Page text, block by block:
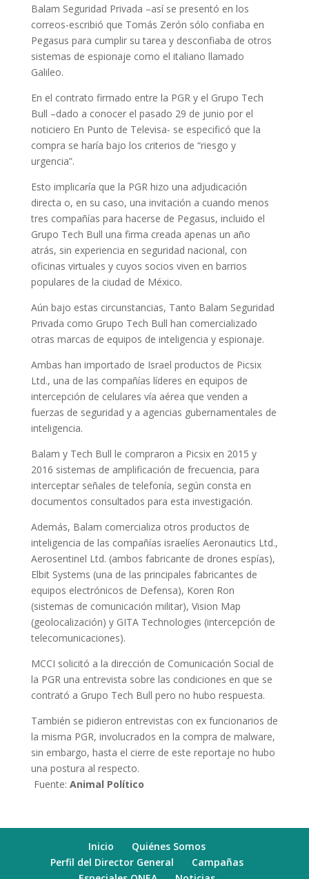
Balam Seguridad Privada –así se presentó en los
correos-escribió que Tomás Zerón sólo confiaba en
Pegasus para cumplir su tarea y desconfiaba de otros
sistemas de espionaje como el italiano llamado
Galileo.
En el contrato firmado entre la PGR y el Grupo Tech
Bull –dado a conocer el pasado 29 de junio por el
noticiero En Punto de Televisa- se especificó que la
compra se haría bajo los criterios de “riesgo y
urgencia”.
Esto implicaría que la PGR hizo una adjudicación
directa o, en su caso, una invitación a cuando menos
tres compañías para hacerse de Pegasus, incluido el
Grupo Tech Bull una firma creada apenas un año
atrás, sin experiencia en seguridad nacional, con
oficinas virtuales y cuyos socios viven en barrios
populares de la ciudad de México.
Aún bajo estas circunstancias, Tanto Balam Seguridad
Privada como Grupo Tech Bull han comercializado
otras marcas de equipos de inteligencia y espionaje.
Ambas han importado de Israel productos de Picsix
Ltd., una de las compañías líderes en equipos de
intercepción de celulares vía aérea que venden a
fuerzas de seguridad y a agencias gubernamentales de
inteligencia.
Balam y Tech Bull le compraron a Picsix en 2015 y
2016 sistemas de amplificación de frecuencia, para
interceptar señales de telefonía, según consta en
documentos consultados para esta investigación.
Además, Balam comercializa otros productos de
inteligencia de las compañías israelíes Aeronautics Ltd.,
Aerosentinel Ltd. (ambos fabricante de drones espías),
Elbit Systems (una de las principales fabricantes de
equipos electrónicos de Defensa), Koren Ron
(sistemas de comunicación militar), Vision Map
(geolocalización) y GITA Technologies (intercepción de
telecomunicaciones).
MCCI solicitó a la dirección de Comunicación Social de
la PGR una entrevista sobre las condiciones en que se
contrató a Grupo Tech Bull pero no hubo respuesta.
También se pidieron entrevistas con ex funcionarios de
la misma PGR, involucrados en la compra de malware,
sin embargo, hasta el cierre de este reportaje no hubo
una postura al respecto.
Fuente: Animal Político
Inicio
Quiénes Somos
Perfil del Director General
Campañas